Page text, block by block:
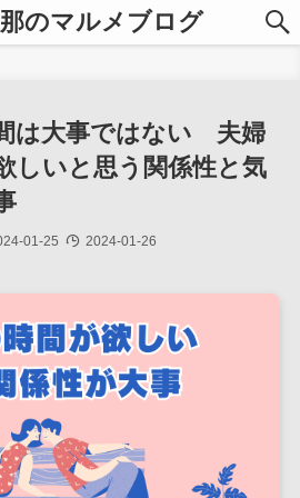
のマルメブログ
は大事ではない 夫婦
しいと思う関係性と気
01-25 2024-01-26